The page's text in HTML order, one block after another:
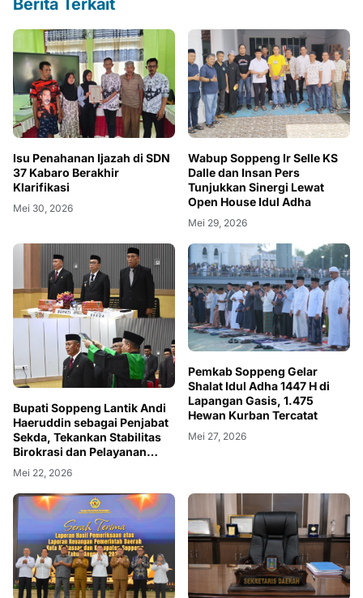
Berita Terkait
Isu Penahanan Ijazah di SDN
37 Kabaro Berakhir
Klarifikasi
Mei 30, 2026
Wabup Soppeng Ir Selle KS
Dalle dan Insan Pers
Tunjukkan Sinergi Lewat
Open House Idul Adha
Mei 29, 2026
Bupati Soppeng Lantik Andi
Haeruddin sebagai Penjabat
Sekda, Tekankan Stabilitas
Birokrasi dan Pelayanan
Publik
Mei 22, 2026
Pemkab Soppeng Gelar
Shalat Idul Adha 1447 H di
Lapangan Gasis, 1.475
Hewan Kurban Tercatat
Mei 27, 2026